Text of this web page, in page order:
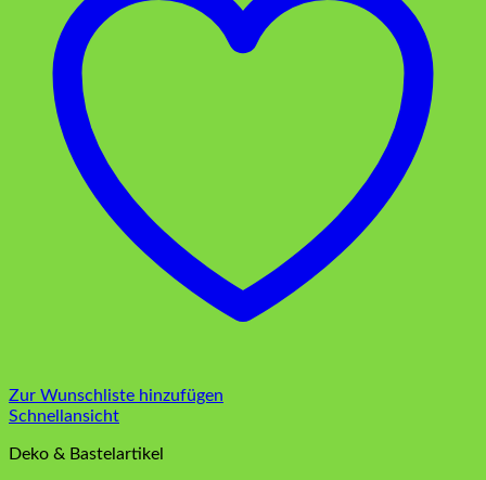
Zur Wunschliste hinzufügen
Schnellansicht
Deko & Bastelartikel